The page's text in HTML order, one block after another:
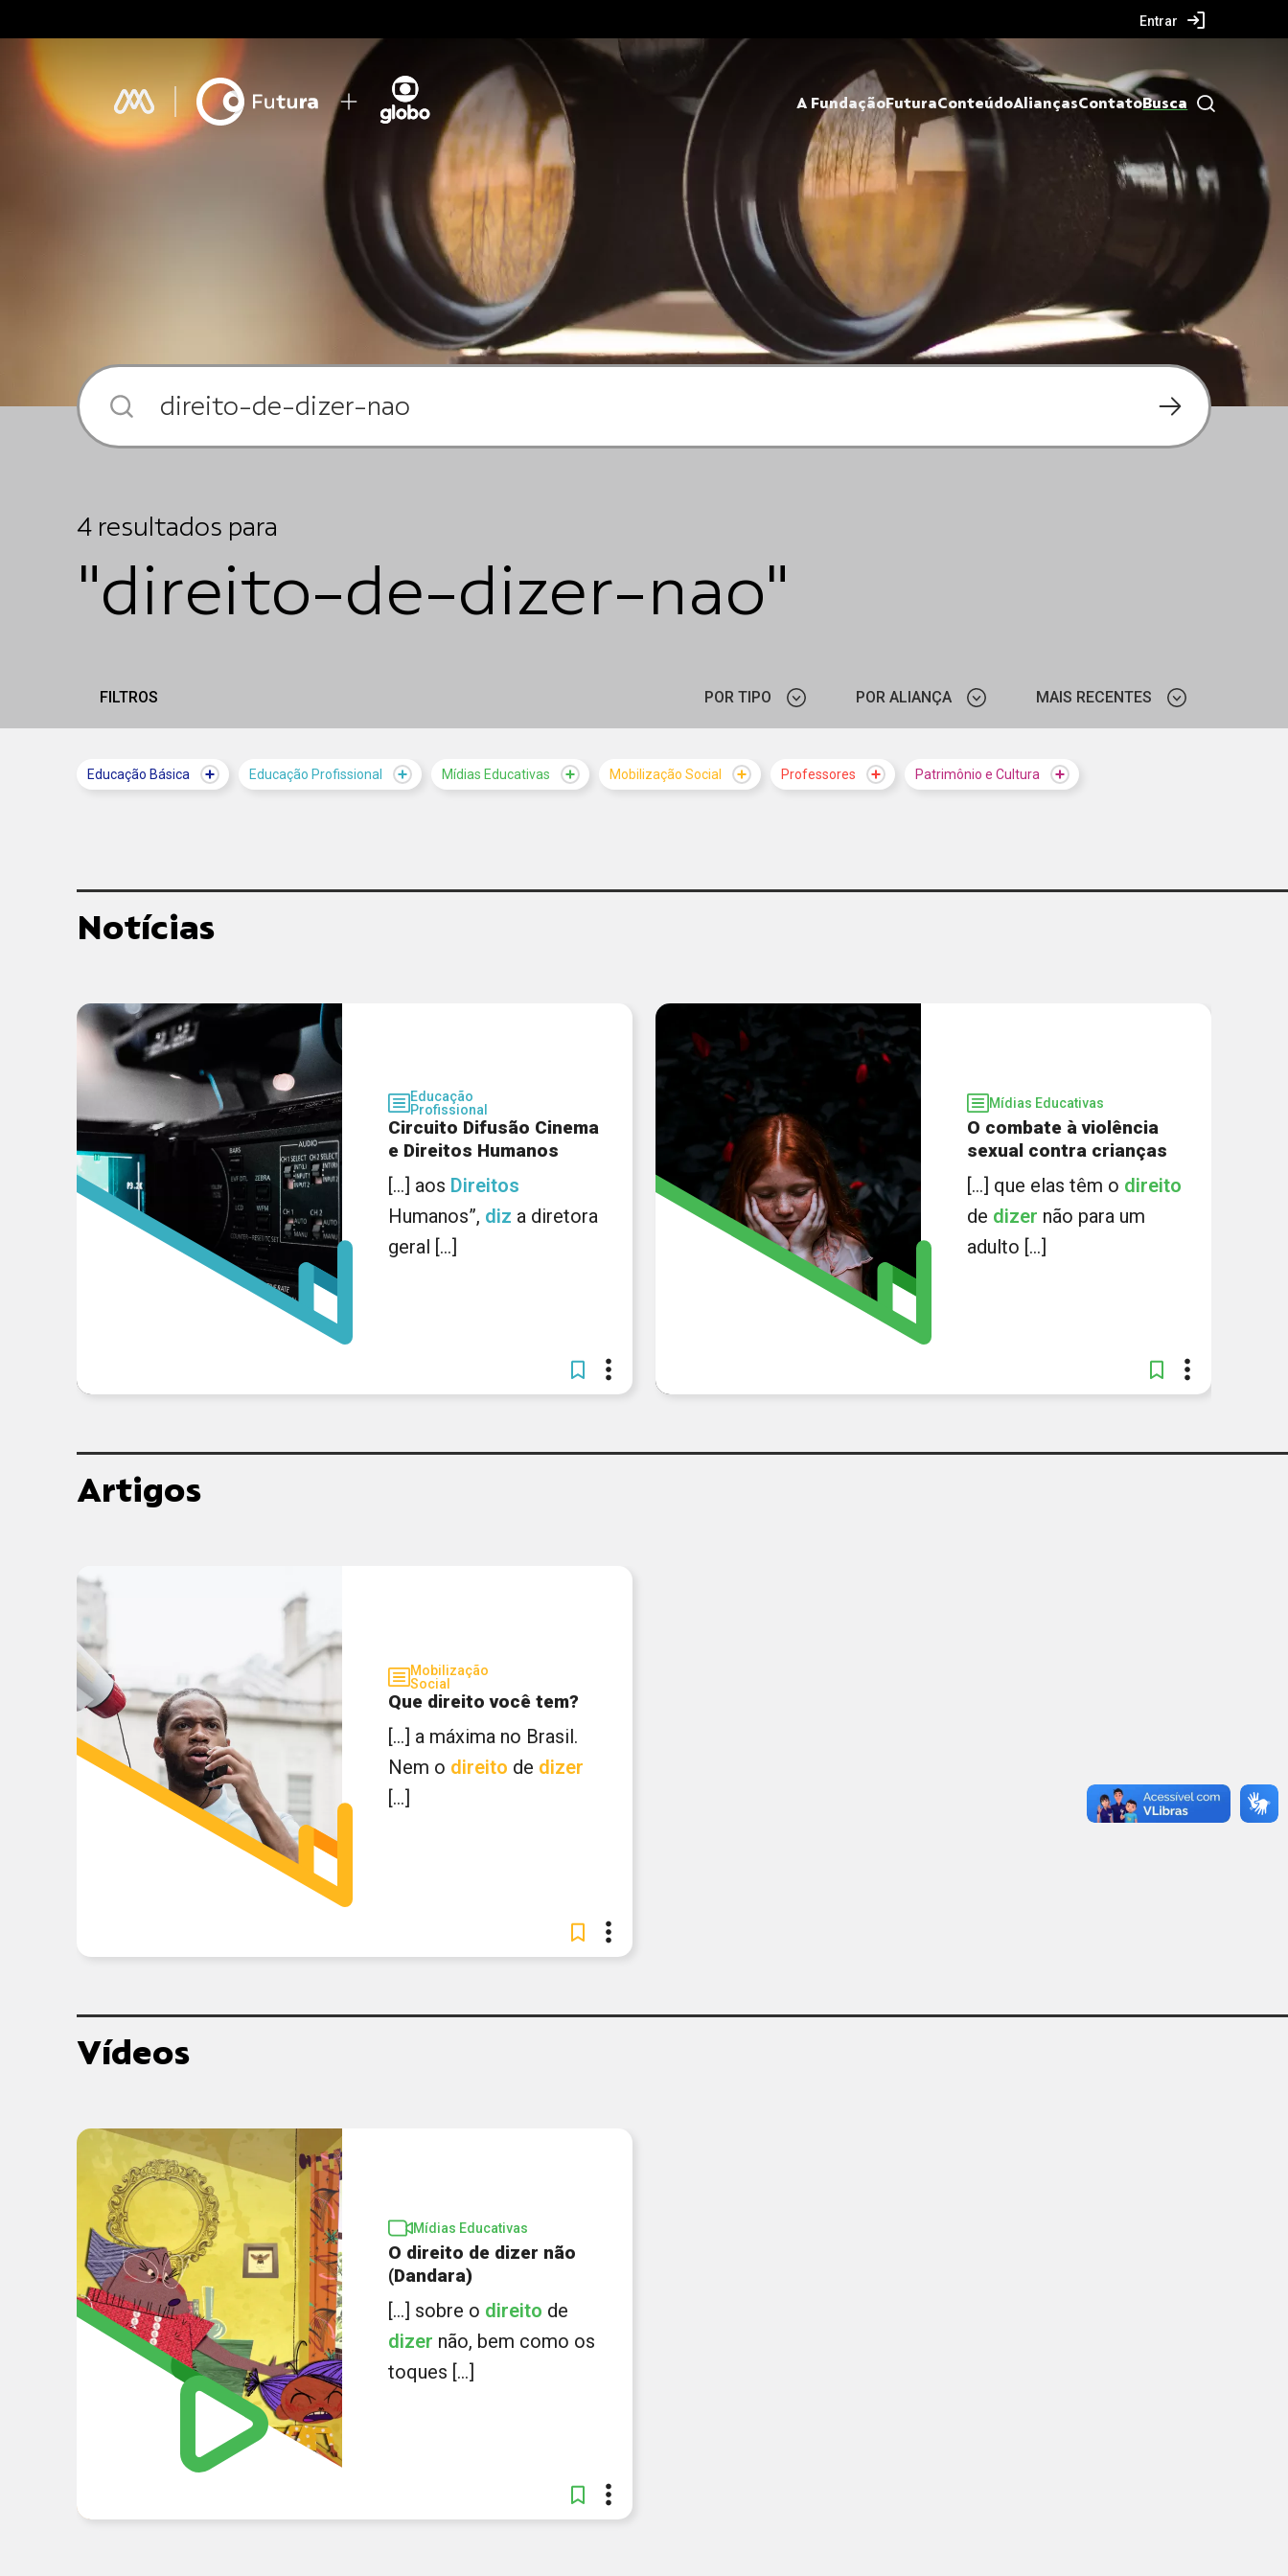
Entrar
A FundaçãoFuturaConteúdoAliançasContatoBusca
4 resultados para
"direito-de-dizer-nao"
FILTROS POR TIPO POR ALIANÇA MAIS RECENTES
Educação Básica Educação Profissional Mídias Educativas Mobilização Social Professores Patrimônio e Cultura
Notícias
Educação
Profissional
Circuito Difusão Cinema
e Direitos Humanos
[...] aos Direitos
Humanos”, diz a diretora
geral [...]
Mídias Educativas
O combate à violência
sexual contra crianças
[...] que elas têm o direito
de dizer não para um
adulto [...]
Artigos
Mobilização
Social
Que direito você tem?
[...] a máxima no Brasil.
Nem o direito de dizer
[...]
Vídeos
Mídias Educativas
O direito de dizer não
(Dandara)
[...] sobre o direito de
dizer não, bem como os
toques [...]